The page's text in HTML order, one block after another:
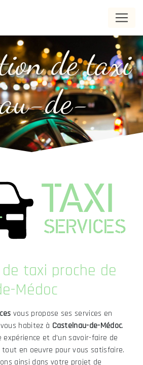
de taxi
de-
taxi proche de
Médoc
vous propose ses services en
habitez à Castelnau-de-Médoc.
expérience et d’un savoir-faire de
en oeuvre pour vous satisfaire.
ainsi dans votre projet de